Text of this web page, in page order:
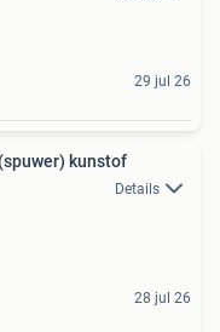
29 jul 26
kunstof
Details
28 jul 26